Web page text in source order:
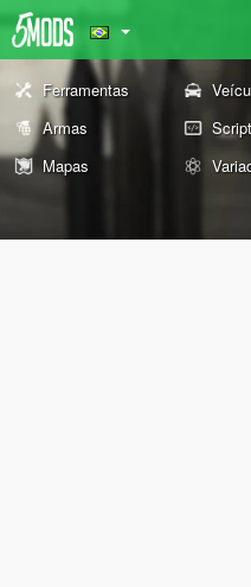
Ferramentas
Armas
Mapas